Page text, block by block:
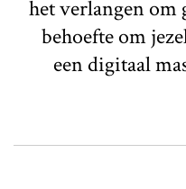
het verlangen om
behoefte om
een digitaal